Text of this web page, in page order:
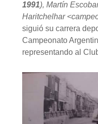
1991), Martín
Haritchelhar
siguió su carrera
Campeonato
representando al